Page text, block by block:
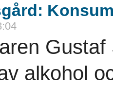
alkohol